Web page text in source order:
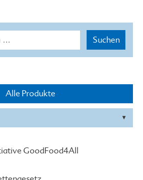
Suchen
Alle Produkte
GoodFood4All